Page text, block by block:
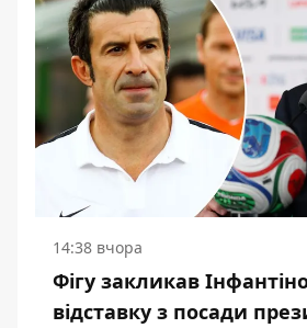
14:38 вчора
Фігу закликав
відставку з посади